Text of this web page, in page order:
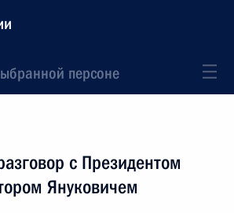
персоне
с Президентом
Януковичем